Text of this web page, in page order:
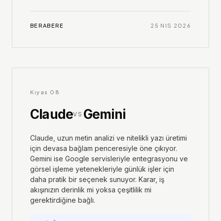
BERABERE 25 NIS 2026
Kıyas 08
ClaudeVS Gemini
Claude, uzun metin analizi ve nitelikli yazı üretimi
için devasa bağlam penceresiyle öne çıkıyor.
Gemini ise Google servisleriyle entegrasyonu ve
görsel işleme yetenekleriyle günlük işler için
daha pratik bir seçenek sunuyor. Karar, iş
akışınızın derinlik mi yoksa çeşitlilik mi
gerektirdiğine bağlı.